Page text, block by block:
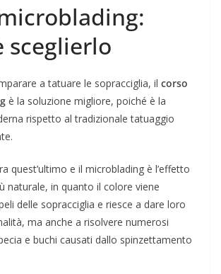
sceglierlo
a tatuare le sopracciglia, il corso
è la soluzione migliore, poiché è la
rispetto al tradizionale tatuaggio
quest’ultimo e il microblading è l’effetto
naturale, in quanto il colore viene
delle sopracciglia e riesce a dare loro
ma anche a risolvere numerosi
e buchi causati dallo spinzettamento